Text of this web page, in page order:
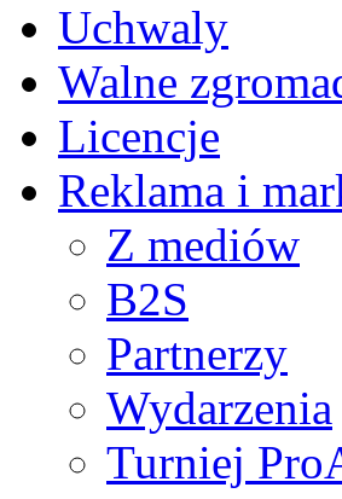
Uchwaly
Walne
Licencje
Reklama i
Z mediów
B2S
Partnerzy
Wydarzenia
Turniej